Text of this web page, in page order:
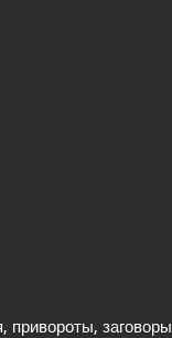
привороты, заговоры